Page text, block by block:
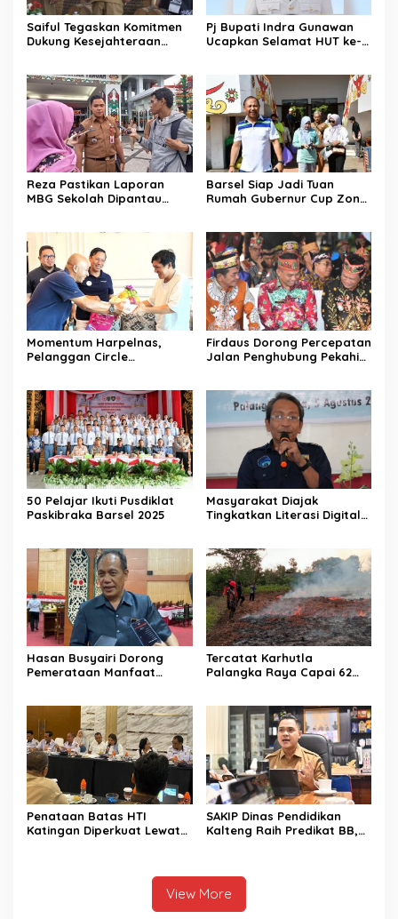
Saiful Tegaskan Komitmen
Dukung Kesejahteraan
Pj Bupati Indra Gunawan
Ucapkan Selamat HUT ke-
Reza Pastikan Laporan
MBG Sekolah Dipantau
Barsel Siap Jadi Tuan
Rumah Gubernur Cup Zona
Momentum Harpelnas,
Pelanggan Circle
Firdaus Dorong Percepatan
Jalan Penghubung Pekahi–
50 Pelajar Ikuti Pusdiklat
Paskibraka Barsel 2025
Masyarakat Diajak
Tingkatkan Literasi Digital
Hasan Busyairi Dorong
Pemerataan Manfaat
Tercatat Karhutla
Palangka Raya Capai 62
Penataan Batas HTI
Katingan Diperkuat Lewat
SAKIP Dinas Pendidikan
Kalteng Raih Predikat BB,
View More